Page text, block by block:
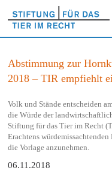
Abstimmung zur
2018 – TIR empfiehlt
Volk und Stände entscheiden
die Würde der
Stiftung für das Tier im Recht
Erachtens
die Vorlage anzunehmen.
06.11.2018